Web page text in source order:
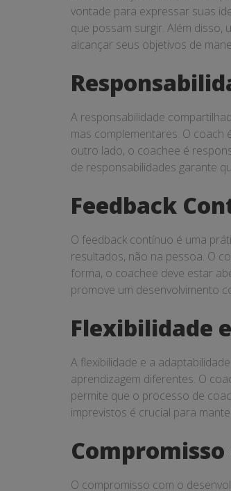
vontade para expressar suas
que possam surgir. Além
alcançar seus objetivos de
A responsabilidade
mas complementares. O
outro lado, o coachee é
de responsabilidades garante
Feedback
O feedback contínuo é uma
resultados, não na pessoa. O
forma, o coachee deve estar
promove um desenvolvimento
Flexibilidade
A flexibilidade e a
aprendizagem diferentes. O
permite que o processo de
imprevistos é crucial para
O compromisso com o